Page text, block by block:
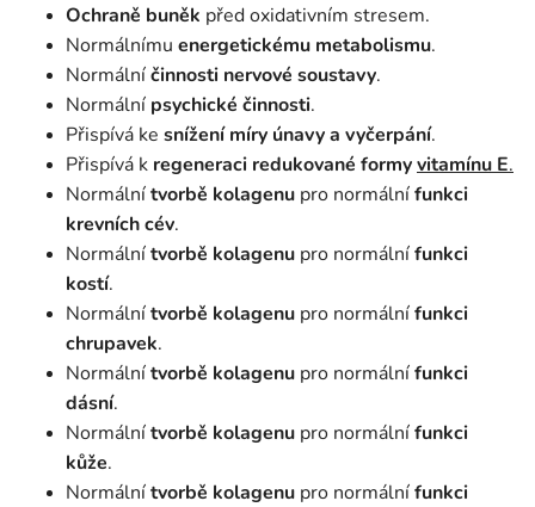
Ochraně buněk před oxidativním stresem.
Normálnímu energetickému metabolismu.
Normálníčinnosti nervové soustavy.
Normální psychické činnosti.
Přispívá ke snížení míry únavy a vyčerpání.
Přispívá k regeneraci redukované formyvitamínu E.
Normálnítvorbě kolagenu pro normálnífunkci
krevních cév.
Normálnítvorbě kolagenu pro normálnífunkci
kostí.
Normálnítvorbě kolagenu pro normálnífunkci
chrupavek.
Normálnítvorbě kolagenu pro normálnífunkci
dásní.
Normálnítvorbě kolagenu pro normálnífunkci
kůže.
Normálnítvorbě kolagenu pro normálnífunkci